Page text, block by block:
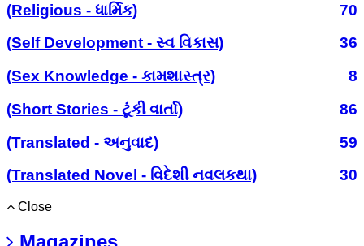
(Religious - ધાર્મિક)
70
(Self Development - સ્વ વિકાસ)
36
(Sex Knowledge - કામશાસ્ત્ર)
8
(Short Stories - ટૂંકી વાર્તા)
86
(Translated - અનુવાદ)
59
(Translated Novel - વિદેશી નવલકથા)
30
Close
Magazines